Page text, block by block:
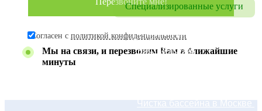
Специализированные услуги
Чистка полов
Чистка бассейна в Москве
Согласен с политикой конфиденциальности
Мы на связи, и перезвоним Вам в ближайшие
минуты